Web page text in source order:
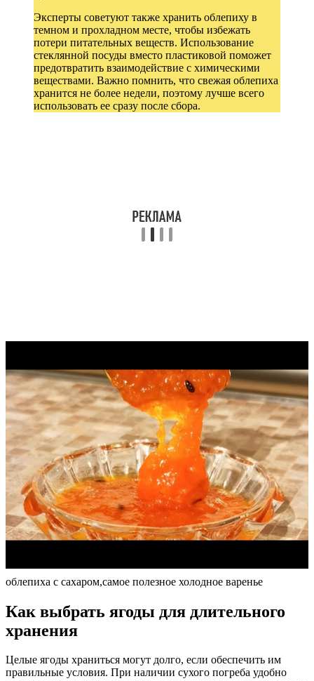
Эксперты советуют также хранить облепиху в
темном и прохладном месте, чтобы избежать
потери питательных веществ. Использование
стеклянной посуды вместо пластиковой поможет
предотвратить взаимодействие с химическими
веществами. Важно помнить, что свежая облепиха
хранится не более недели, поэтому лучше всего
использовать ее сразу после сбора.
облепиха с сахаром,самое полезное холодное варенье
Как выбрать ягоды для длительного
хранения
Целые ягоды храниться могут долго, если обеспечить им
правильные условия. При наличии сухого погреба удобно